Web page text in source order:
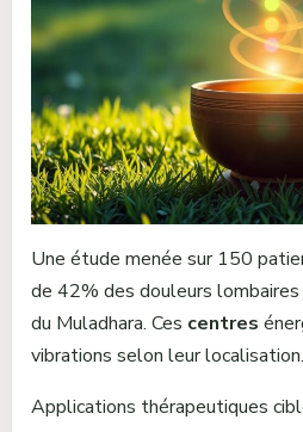
Une étude menée sur 150
de 42% des douleurs lombaires
du Muladhara. Ces centres
vibrations selon leur localisation.
Applications thérapeutiques